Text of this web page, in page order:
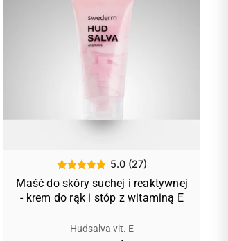
5.0 (27)
Maść do skóry suchej i reaktywnej
- krem do rąk i stóp z witaminą E
Hudsalva vit. E